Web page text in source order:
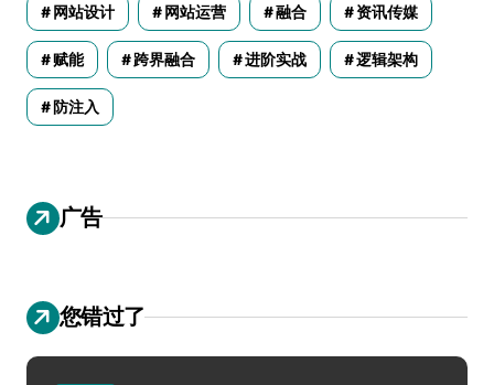
网站设计 网站运营 融合 资讯传媒
赋能 跨界融合 进阶实战 逻辑架构
防注入
广告
您错过了